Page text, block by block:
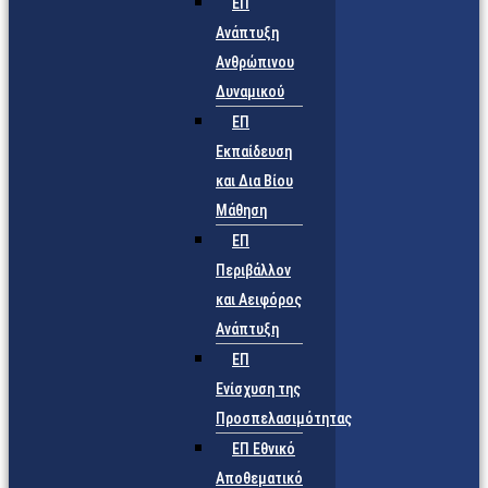
Ανάπτυξη
Ανθρώπινου
Δυναμικού
ΕΠ
Εκπαίδευση
και Δια Βίου
Μάθηση
ΕΠ
Περιβάλλον
και Αειφόρος
Ανάπτυξη
ΕΠ
Ενίσχυση της
Προσπελασιμότητας
ΕΠ Εθνικό
Αποθεματικό